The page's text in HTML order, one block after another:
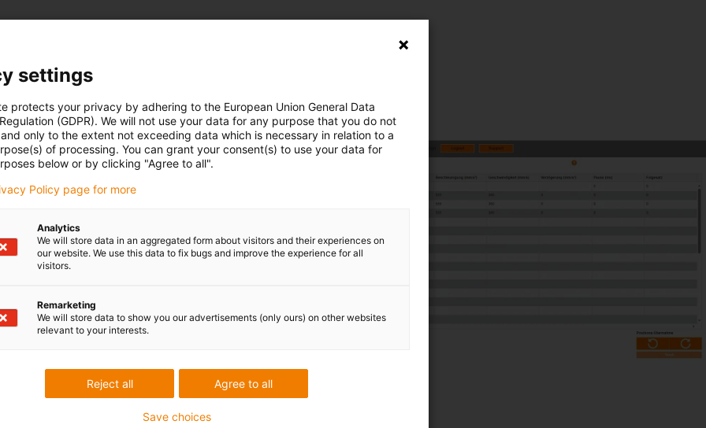
settings
protects your privacy by adhering to the European Union General Data
(GDPR). We will not use your data for any purpose that you do not
only to the extent not exceeding data which is necessary in relation to a
of processing. You can grant your consent(s) to use your data for
below or by clicking "Agree to all".
Policy page for more
Analytics
We will store data in an aggregated form about visitors and their experiences on
our website. We use this data to fix bugs and improve the experience for all
visitors.
Remarketing
We will store data to show you our advertisements (only ours) on other websites
relevant to your interests.
Agree to all
Reject all
Save choices